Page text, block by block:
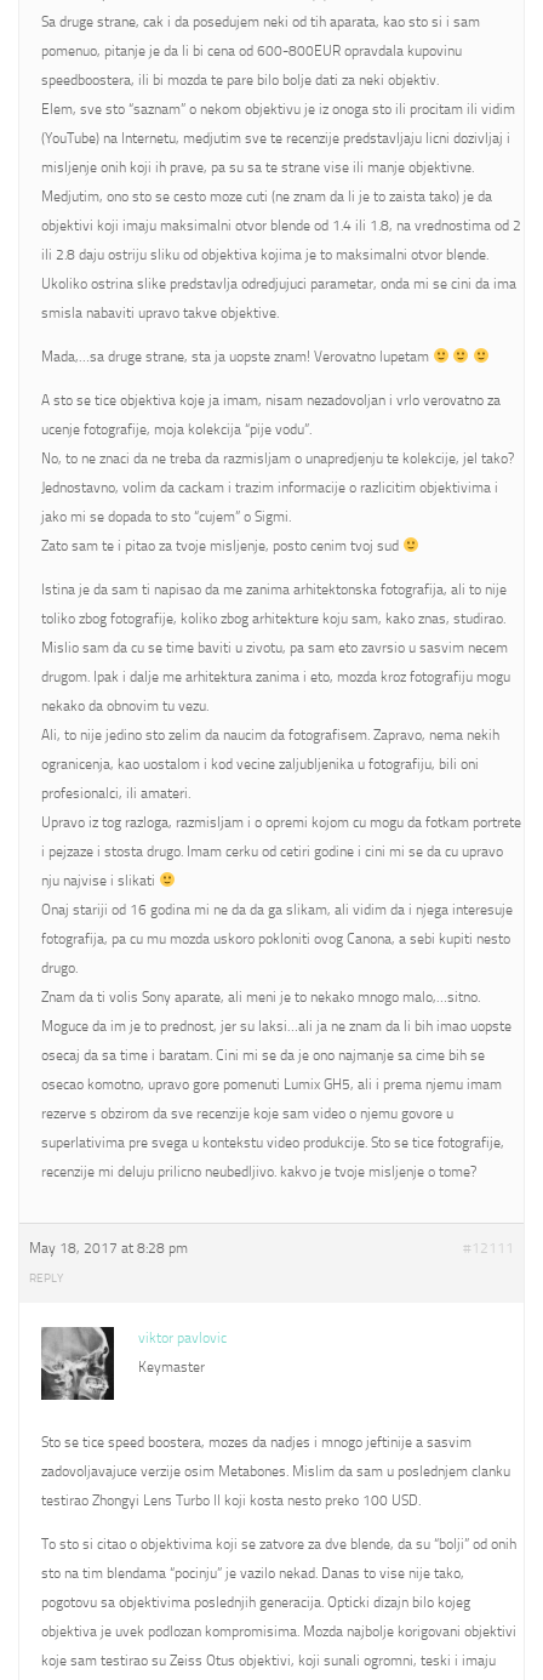
Sa druge strane, cak i da posedujem neki od tih aparata, kao sto si i sam
pomenuo, pitanje je da li bi cena od 600-800EUR opravdala kupovinu
speedboostera, ili bi mozda te pare bilo bolje dati za neki objektiv.
Elem, sve sto “saznam” o nekom objektivu je iz onoga sto ili procitam ili vidim
(YouTube) na Internetu, medjutim sve te recenzije predstavljaju licni dozivljaj i
misljenje onih koji ih prave, pa su sa te strane vise ili manje objektivne.
Medjutim, ono sto se cesto moze cuti (ne znam da li je to zaista tako) je da
objektivi koji imaju maksimalni otvor blende od 1.4 ili 1.8, na vrednostima od 2
ili 2.8 daju ostriju sliku od objektiva kojima je to maksimalni otvor blende.
Ukoliko ostrina slike predstavlja odredjujuci parametar, onda mi se cini da ima
smisla nabaviti upravo takve objektive.
Mada,…sa druge strane, sta ja uopste znam! Verovatno lupetam
A sto se tice objektiva koje ja imam, nisam nezadovoljan i vrlo verovatno za
ucenje fotografije, moja kolekcija “pije vodu”.
No, to ne znaci da ne treba da razmisljam o unapredjenju te kolekcije, jel tako?
Jednostavno, volim da cackam i trazim informacije o razlicitim objektivima i
jako mi se dopada to sto “cujem” o Sigmi.
Zato sam te i pitao za tvoje misljenje, posto cenim tvoj sud
Istina je da sam ti napisao da me zanima arhitektonska fotografija, ali to nije
toliko zbog fotografije, koliko zbog arhitekture koju sam, kako znas, studirao.
Mislio sam da cu se time baviti u zivotu, pa sam eto zavrsio u sasvim necem
drugom. Ipak i dalje me arhitektura zanima i eto, mozda kroz fotografiju mogu
nekako da obnovim tu vezu.
Ali, to nije jedino sto zelim da naucim da fotografisem. Zapravo, nema nekih
ogranicenja, kao uostalom i kod vecine zaljubljenika u fotografiju, bili oni
profesionalci, ili amateri.
Upravo iz tog razloga, razmisljam i o opremi kojom cu mogu da fotkam portrete
i pejzaze i stosta drugo. Imam cerku od cetiri godine i cini mi se da cu upravo
nju najvise i slikati
Onaj stariji od 16 godina mi ne da da ga slikam, ali vidim da i njega interesuje
fotografija, pa cu mu mozda uskoro pokloniti ovog Canona, a sebi kupiti nesto
drugo.
Znam da ti volis Sony aparate, ali meni je to nekako mnogo malo,…sitno.
Moguce da im je to prednost, jer su laksi…ali ja ne znam da li bih imao uopste
osecaj da sa time i baratam. Cini mi se da je ono najmanje sa cime bih se
osecao komotno, upravo gore pomenuti Lumix GH5, ali i prema njemu imam
rezerve s obzirom da sve recenzije koje sam video o njemu govore u
superlativima pre svega u kontekstu video produkcije. Sto se tice fotografije,
recenzije mi deluju prilicno neubedljivo. kakvo je tvoje misljenje o tome?
May 18, 2017 at 8:28 pm #12111
REPLY
viktor pavlovic
Keymaster
Sto se tice speed boostera, mozes da nadjes i mnogo jeftinije a sasvim
zadovoljavajuce verzije osim Metabones. Mislim da sam u poslednjem clanku
testirao Zhongyi Lens Turbo II koji kosta nesto preko 100 USD.
To sto si citao o objektivima koji se zatvore za dve blende, da su “bolji” od onih
sto na tim blendama “pocinju” je vazilo nekad. Danas to vise nije tako,
pogotovu sa objektivima poslednjih generacija. Opticki dizajn bilo kojeg
objektiva je uvek podlozan kompromisima. Mozda najbolje korigovani objektivi
koje sam testirao su Zeiss Otus objektivi, koji sunali ogromni, teski i imaju